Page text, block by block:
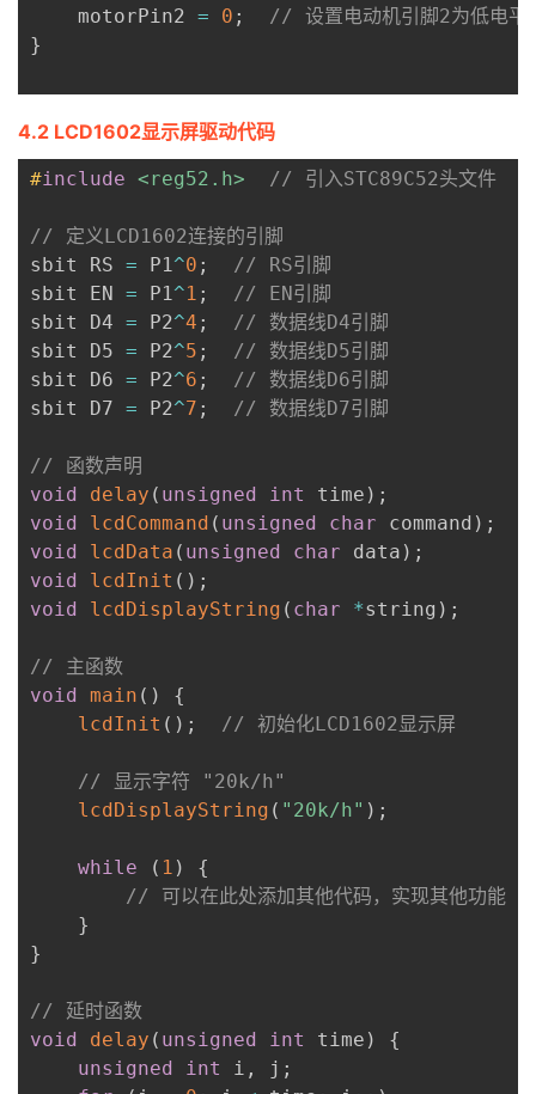
    motorPin2
= 0 ;
// 设置电动机引脚2为低电平
}
4.2 LCD1602显示屏驱动代码
#include <reg52.h>
// 引入STC89C52头文件
// 定义LCD1602连接的引脚
sbit RS = P1^0 ;
// RS引脚
sbit EN = P1^1 ;
// EN引脚
sbit D4 = P2^4 ;
// 数据线D4引脚
sbit D5 = P2^5 ;
// 数据线D5引脚
sbit D6 = P2^6 ;
// 数据线D6引脚
sbit D7 = P2^7 ;
// 数据线D7引脚
// 函数声明
void
delay ( unsigned int time ) ;
void
lcdCommand ( unsigned char command ) ;
void
lcdData ( unsigned char data ) ;
void
lcdInit ( ) ;
void
lcdDisplayString ( char *string ) ;
// 主函数
void
main ( )
{
lcdInit ( ) ;
// 初始化LCD1602显示屏
// 显示字符 "20k/h"
lcdDisplayString ( "20k/h" ) ;
while
( 1 )
{
// 可以在此处添加其他代码，实现其他功能
}
}
// 延时函数
void
delay ( unsigned int time )
{
unsigned
int i , j ;